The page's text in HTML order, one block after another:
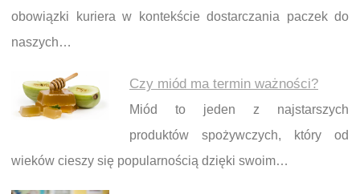
obowiązki kuriera w kontekście dostarczania paczek do
naszych…
Czy miód ma termin ważności?
Miód to jeden z najstarszych
produktów spożywczych, który od
wieków cieszy się popularnością dzięki swoim…